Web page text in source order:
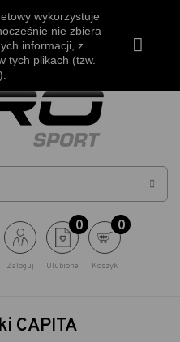
od 500zł
006 888
Zaloguj Ulubione
0
Koszyk
0
CAPITA
wykorzystuje
nie zbiera
informacji, z
tych plikach (tzw.